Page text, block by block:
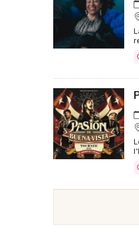
📍 Où se déroule
Zouk Machine
🎤 Quoi voir et
Le groupe livre un
les sonorités
années 80/90.